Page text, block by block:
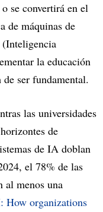
se convertirá en el
de máquinas de
la educación
ser fundamental.
las universidades
de
de IA doblan
el 78% de las
al menos una
How organizations